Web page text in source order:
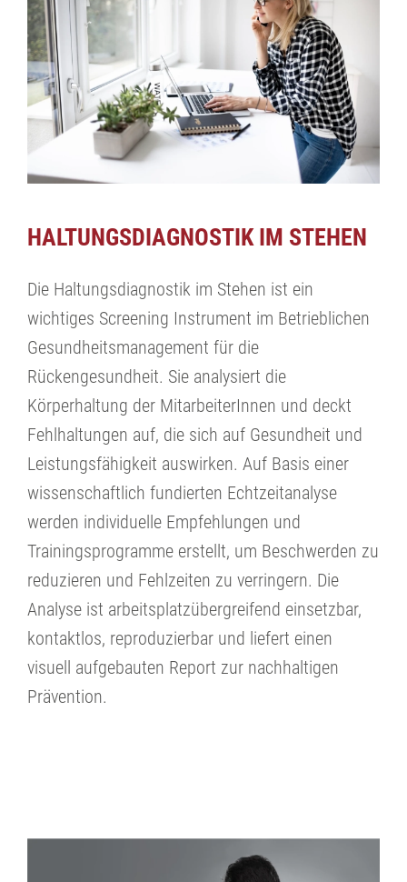
HALTUNGSDIAGNOSTIK IM STEHEN
Die Haltungsdiagnostik im Stehen ist ein
wichtiges Screening Instrument im Betrieblichen
Gesundheitsmanagement für die
Rückengesundheit. Sie analysiert die
Körperhaltung der MitarbeiterInnen und deckt
Fehlhaltungen auf, die sich auf Gesundheit und
Leistungsfähigkeit auswirken. Auf Basis einer
wissenschaftlich fundierten Echtzeitanalyse
werden individuelle Empfehlungen und
Trainingsprogramme erstellt, um Beschwerden zu
reduzieren und Fehlzeiten zu verringern. Die
Analyse ist arbeitsplatzübergreifend einsetzbar,
kontaktlos, reproduzierbar und liefert einen
visuell aufgebauten Report zur nachhaltigen
Prävention.